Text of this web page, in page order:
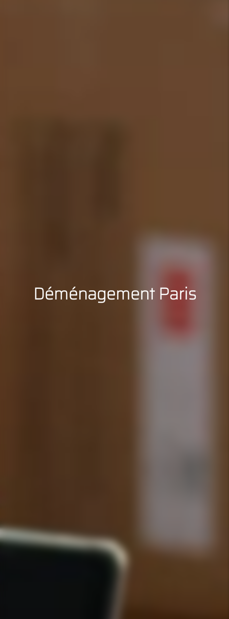
Déménagement Paris